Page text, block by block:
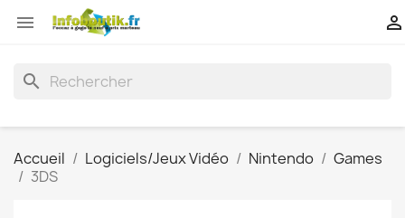
 
search
Accueil Logiciels/Jeux Vidéo Nintendo
Games
3DS